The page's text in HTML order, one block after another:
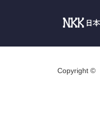
Copyright ©